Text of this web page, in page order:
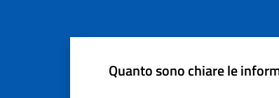
Quanto sono chiare le